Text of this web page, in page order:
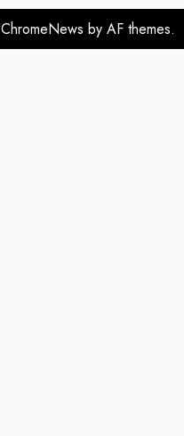
ChromeNews by AF themes.